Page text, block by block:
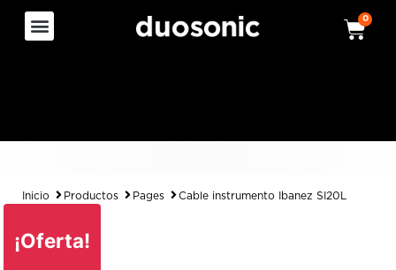
0
Inicio Productos Pages Cable instrumento Ibanez SI20L
¡Oferta!